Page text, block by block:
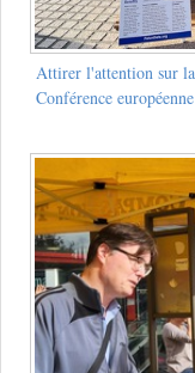
Attirer l'attention sur
Conférence